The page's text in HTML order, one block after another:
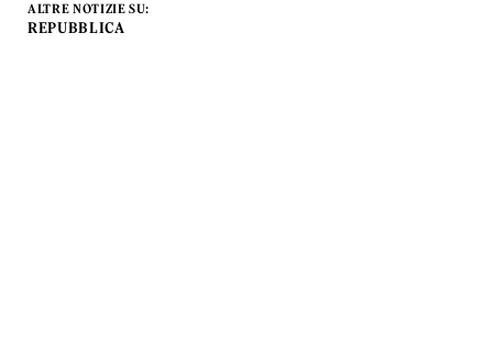
ALTRE NOTIZIE SU:
REPUBBLICA